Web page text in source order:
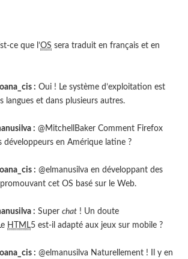
ce que l’OS sera traduit en français et en
: Oui ! Le système d’exploitation est
langues et dans plusieurs autres.
: @MitchellBaker Comment Firefox
développeurs en Amérique latine ?
: @elmanusilva en développant des
cet OS basé sur le Web.
: Superchat ! Un doute
HTML5 est-il adapté aux jeux sur mobile ?
: @elmanusilva Naturellement ! Il y en